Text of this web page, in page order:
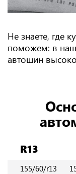
Не знаете, где
поможем: в
автошин
R13
155/60/r13